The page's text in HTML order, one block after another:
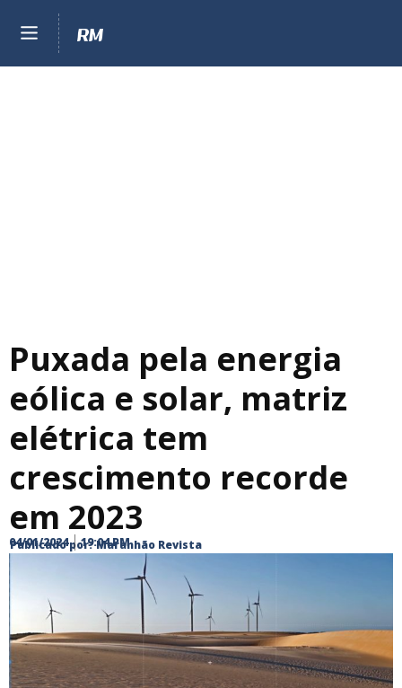
Puxada pela energia
eólica e solar, matriz
elétrica tem
crescimento recorde
em 2023
Publicado por: Maranhão Revista
04/01/2024 19:04 PM